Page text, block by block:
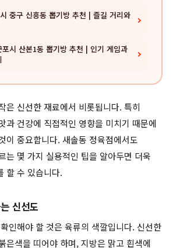
중구 신흥동 뽑기방 추천 | 즐길 거리와
시 산본1동 뽑기방 추천 | 인기 게임과
은 신선한 재료에서 비롯됩니다. 특히
과 건강에 직접적인 영향을 미치기 때문에
이 중요합니다. 새솔동 정육점에서도
는 몇 가지 실용적인 팁을 알아두면 더욱
할 수 있습니다.
신선도
인해야 할 것은 육류의 색깔입니다. 신선한
은색을 띠어야 하며, 지방은 맑고 흰색에